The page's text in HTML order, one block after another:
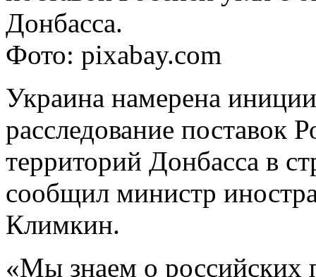
Донбасса.
Фото: pixabay.com
Украина намерена
расследование поставок
территорий Донбасса в
сообщил министр
Климкин.
«Мы знаем о российских